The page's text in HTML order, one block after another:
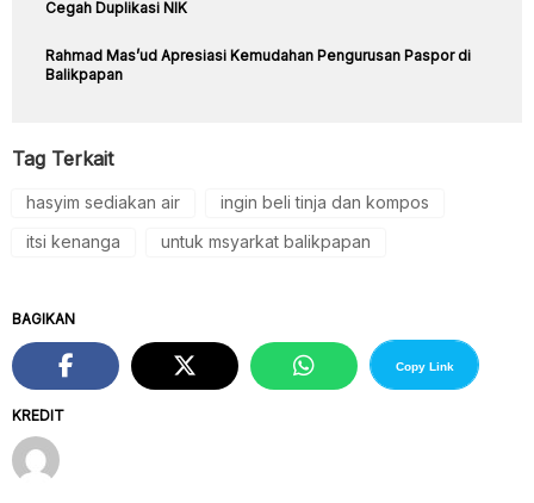
Cegah Duplikasi NIK
Rahmad Mas’ud Apresiasi Kemudahan Pengurusan Paspor di
Balikpapan
Tag Terkait
hasyim sediakan air
ingin beli tinja dan kompos
itsi kenanga
untuk msyarkat balikpapan
KREDIT
BAGIKAN
Copy Link